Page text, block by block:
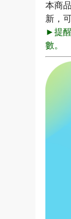
本商
新，
►提
數。